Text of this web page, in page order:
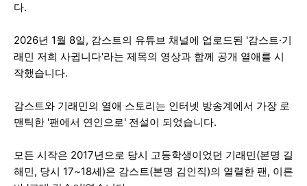
다.
2026년 1월 8일, 감스트의 유튜브 채널에 업로드된 '감스트·기
래민 저희 사귑니다'라는 제목의 영상과 함께 공개 열애를 시
작했습니다.
감스트와 기래민의 열애 스토리는 인터넷 방송계에서 가장 로
맨틱한 '팬에서 연인으로' 전설이 되었습니다.
모든 시작은 2017년으로 당시 고등학생이었던 기래민(본명 길
해민, 당시 17~18세)은 감스트(본명 김인직)의 열렬한 팬, 이른